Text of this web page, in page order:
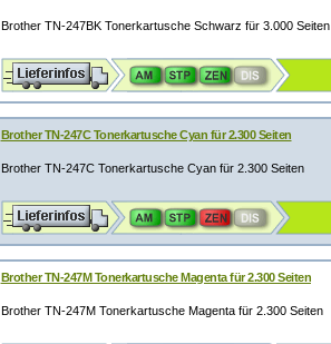
Brother TN-247BK Tonerkartusche Schwarz für 3.000 Seiten
Brother TN-247C Tonerkartusche Cyan für 2.300 Seiten
Brother TN-247C Tonerkartusche Cyan für 2.300 Seiten
Brother TN-247M Tonerkartusche Magenta für 2.300 Seiten
Brother TN-247M Tonerkartusche Magenta für 2.300 Seiten